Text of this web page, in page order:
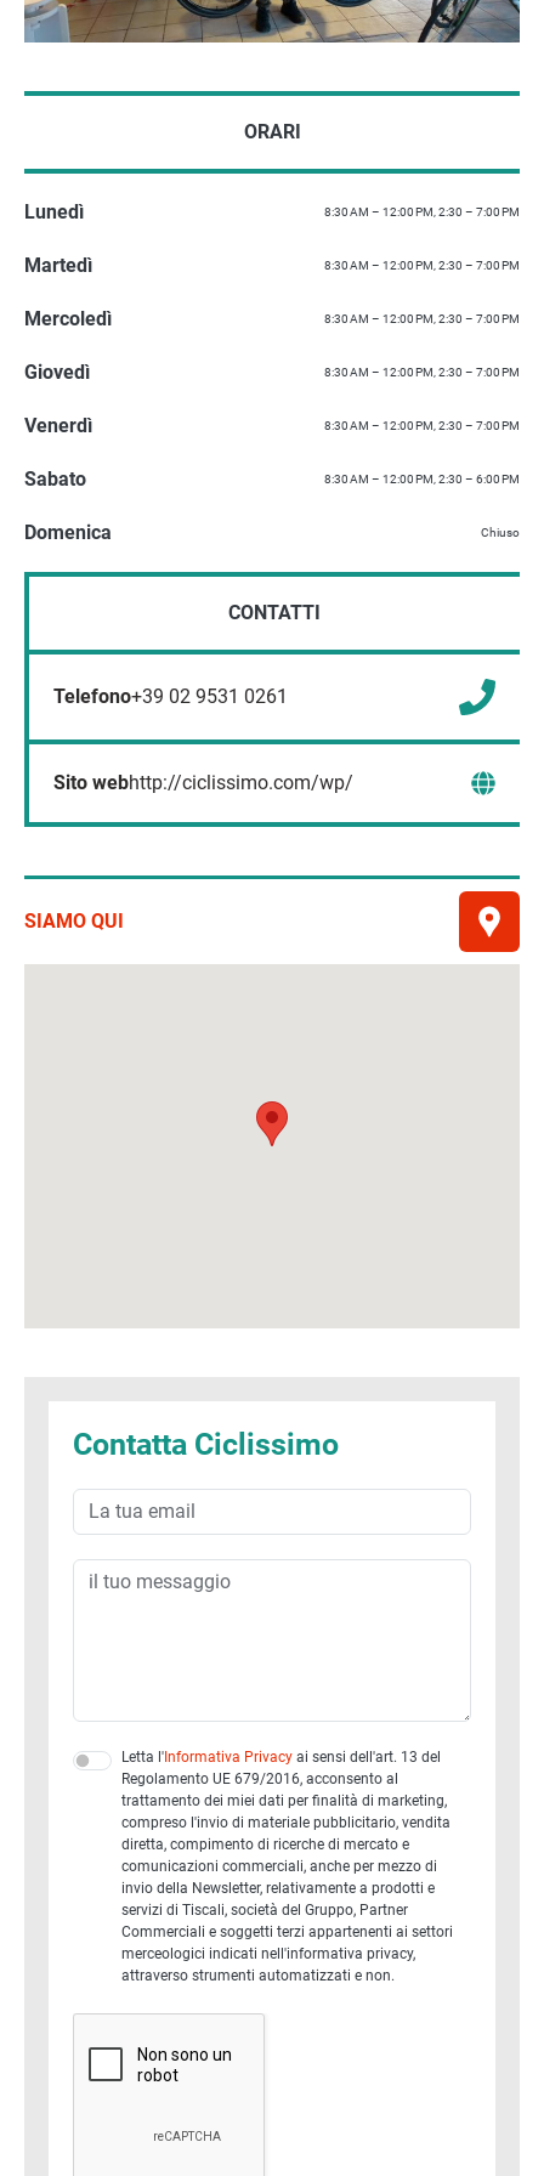
ORARI
Lunedì 8:30 AM – 12:00 PM, 2:30 – 7:00 PM
Martedì 8:30 AM – 12:00 PM, 2:30 – 7:00 PM
Mercoledì 8:30 AM – 12:00 PM, 2:30 – 7:00 PM
Giovedì 8:30 AM – 12:00 PM, 2:30 – 7:00 PM
Venerdì 8:30 AM – 12:00 PM, 2:30 – 7:00 PM
Sabato 8:30 AM – 12:00 PM, 2:30 – 6:00 PM
Domenica Chiuso
CONTATTI
Telefono+39 02 9531 0261
Sito webhttp://ciclissimo.com/wp/
SIAMO QUI
Contatta Ciclissimo
Letta l'Informativa Privacy ai sensi dell'art. 13 del
Regolamento UE 679/2016, acconsento al
trattamento dei miei dati per finalità di marketing,
compreso l'invio di materiale pubblicitario, vendita
diretta, compimento di ricerche di mercato e
comunicazioni commerciali, anche per mezzo di
invio della Newsletter, relativamente a prodotti e
servizi di Tiscali, società del Gruppo, Partner
Commerciali e soggetti terzi appartenenti ai settori
merceologici indicati nell'informativa privacy,
attraverso strumenti automatizzati e non.